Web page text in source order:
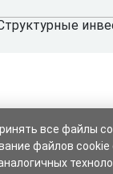
все файлы
файлов cookie